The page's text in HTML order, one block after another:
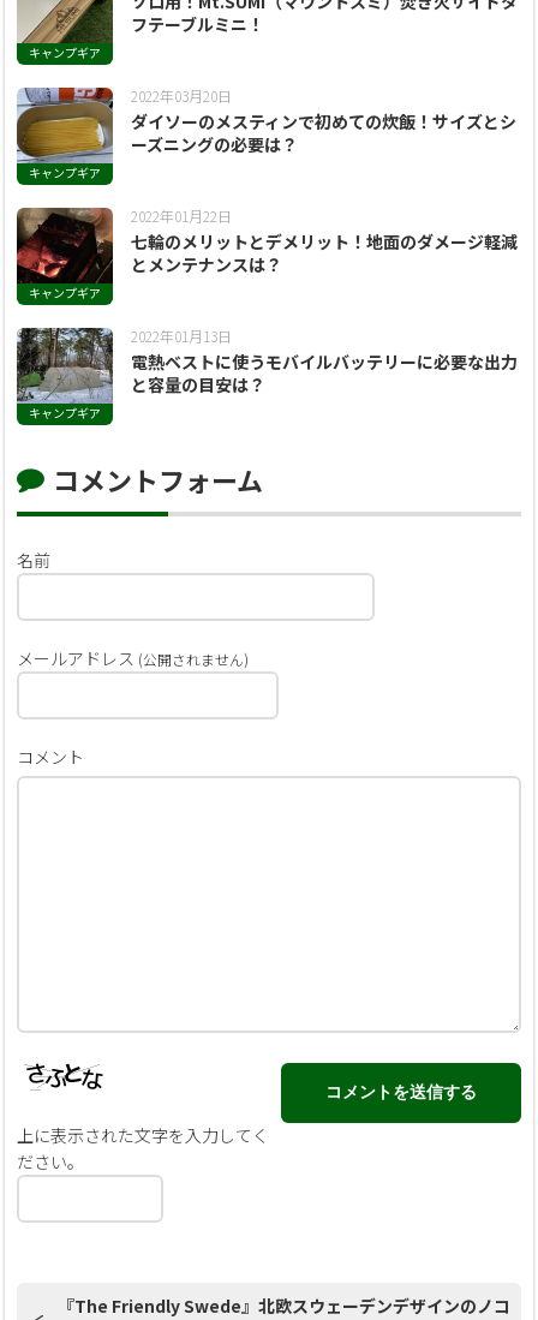
キャンプギア
フテーブルミニ！
キャンプギア
2022年03月20日
ダイソーのメスティンで初めての炊飯！サイズとシ
ーズニングの必要は？
キャンプギア
2022年01月22日
七輪のメリットとデメリット！地面のダメージ軽減
とメンテナンスは？
キャンプギア
2022年01月13日
電熱ベストに使うモバイルバッテリーに必要な出力
と容量の目安は？
コメントフォーム
名前
メールアドレス (公開されません)
コメント
上に表示された文字を入力してく
ださい。
『The Friendly Swede』北欧スウェーデンデザインのノコ